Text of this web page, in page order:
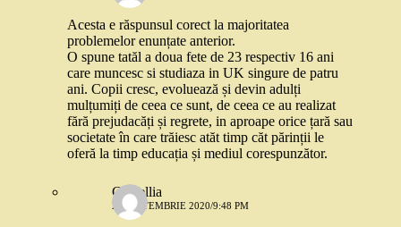
Acesta e răspunsul corect la majoritatea
problemelor enunțate anterior.
O spune tatăl a doua fete de 23 respectiv 16 ani
care muncesc si studiaza in UK singure de patru
ani. Copii cresc, evoluează și devin adulți
mulțumiți de ceea ce sunt, de ceea ce au realizat
fără prejudacăți și regrete, in aproape orice țară sau
societate în care trăiesc atăt timp căt părinții le
oferă la timp educația și mediul corespunzător.
Camellia
27 SEPTEMBRIE 2020/9:48 PM